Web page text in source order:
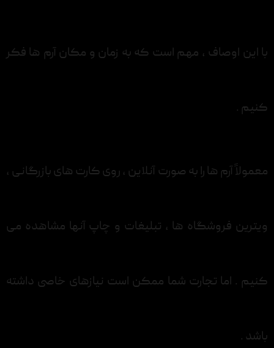
با این اوصاف ، مهم است که به زمان و مکان آرم ها فکر
کنیم .
معمولاً آرم ها را به صورت آنلاین ، روی کارت های بازرگانی ،
ویترین فروشگاه ها ، تبلیغات و چاپ آنها مشاهده می
کنیم . اما تجارت شما ممکن است نیازهای خاصی داشته
باشد .